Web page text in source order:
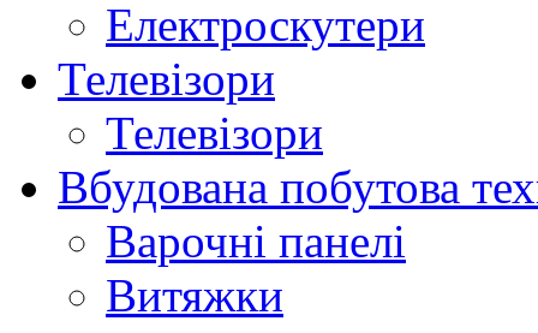
Електроскутери
Телевізори
Телевізори
Вбудована побутова
Варочні панелі
Витяжки